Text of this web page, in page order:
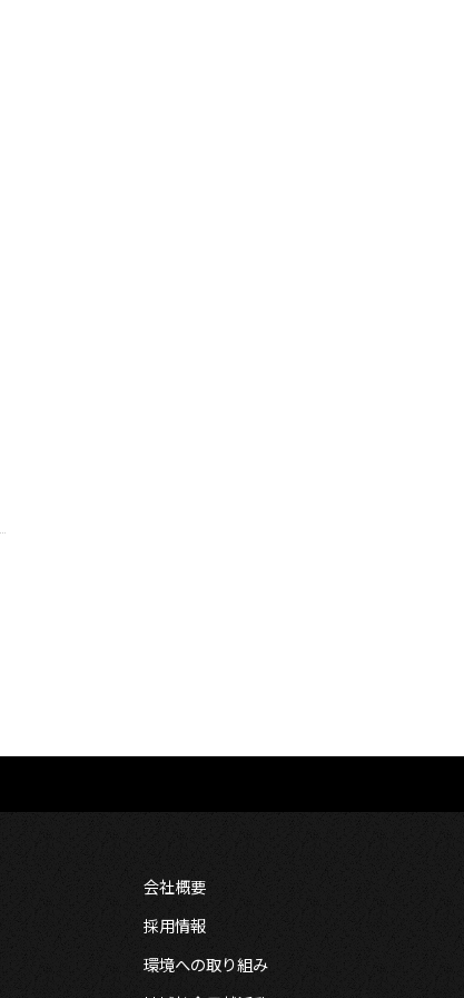
会社概要
採用情報
環境への取り組み